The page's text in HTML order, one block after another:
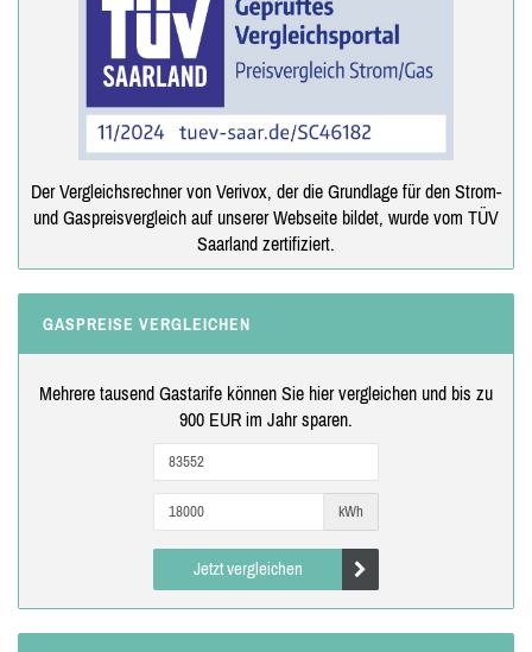
Der Vergleichsrechner von Verivox, der die Grundlage für den Strom-
und Gaspreisvergleich auf unserer Webseite bildet, wurde vom TÜV
Saarland zertifiziert.
GASPREISE VERGLEICHEN
Mehrere tausend Gastarife können Sie hier vergleichen und bis zu
900 EUR im Jahr sparen.
kWh
Jetzt vergleichen